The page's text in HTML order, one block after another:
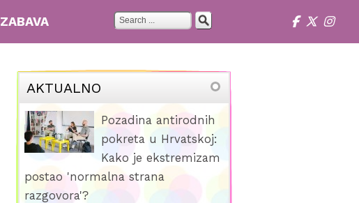
ZABAVA
AKTUALNO
Pozadina antirodnih
pokreta u Hrvatskoj:
Kako je ekstremizam
postao 'normalna strana
razgovora'?